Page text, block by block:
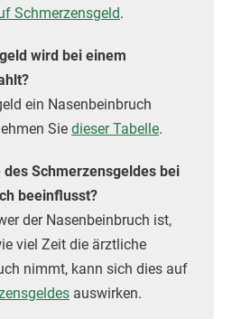
Schmerzensgeld.
wird bei einem
ein Nasenbeinbruch
Sie dieser Tabelle.
Schmerzensgeldes bei
beeinflusst?
der Nasenbeinbruch ist,
viel Zeit die ärztliche
nimmt, kann sich dies auf
auswirken.